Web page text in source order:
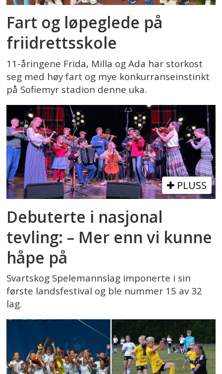
Fart og løpeglede på
friidrettsskole
11-åringene Frida, Milla og Ada har storkost
seg med høy fart og mye konkurranseinstinkt
på Sofiemyr stadion denne uka.
PLUSS
Debuterte i nasjonal
tevling: – Mer enn vi kunne
håpe på
Svartskog Spelemannslag imponerte i sin
første landsfestival og ble nummer 15 av 32
lag.